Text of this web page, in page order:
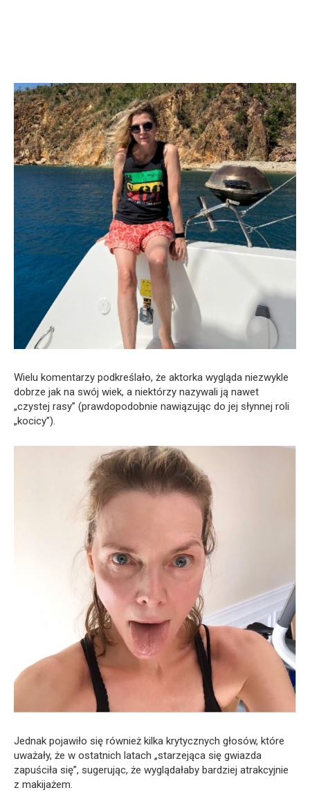
Wielu komentarzy podkreślało, że aktorka wygląda niezwykle
dobrze jak na swój wiek, a niektórzy nazywali ją nawet
„czystej rasy” (prawdopodobnie nawiązując do jej słynnej roli
„kocicy”).
Jednak pojawiło się również kilka krytycznych głosów, które
uważały, że w ostatnich latach „starzejąca się gwiazda
zapuściła się”, sugerując, że wyglądałaby bardziej atrakcyjnie
z makijażem.